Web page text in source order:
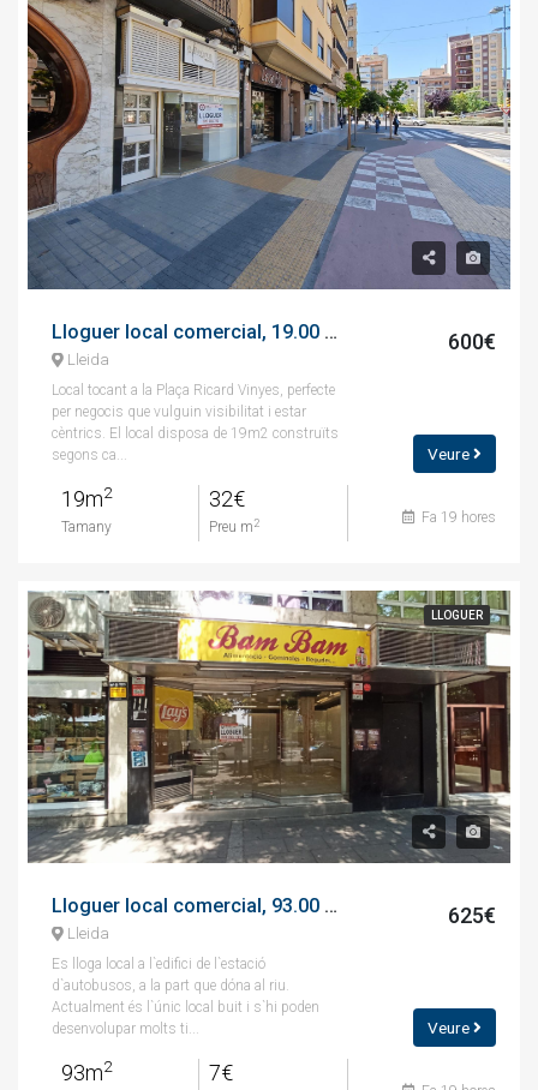
Lloguer local comercial, 19.00 m², avenida prat de la riba, 6
Lleida
Local tocant a la Plaça Ricard Vinyes, perfecte
per negocis que vulguin visibilitat i estar
cèntrics. El local disposa de 19m2 construïts
segons ca...
19m2
Tamany
32€
Preu m 2
600€
Veure
Fa 19 hores
LLOGUER
Lloguer local comercial, 93.00 m², avenida de madrid, 26
Lleida
Es lloga local a l`edifici de l`estació
d`autobusos, a la part que dóna al riu.
Actualment és l`únic local buit i s`hi poden
desenvolupar molts ti...
93m2 7€
625€
Veure